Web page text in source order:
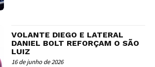
VOLANTE DIEGO E LATERAL
DANIEL BOLT REFORÇAM O SÃO
LUIZ
16 de junho de 2026